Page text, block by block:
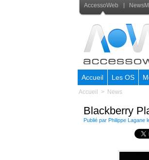
AccessoWeb
Accueil Les OS
Accueil > News
Blackberry
Publié par Philippe Lagane